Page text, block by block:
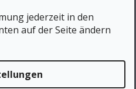
jederzeit in den
auf der Seite ändern
erlaubt
über den gesamten Rist
Mesh-Obermaterial;
sich nach einigen
den Fuß an
die Knöchelunterstützung bei